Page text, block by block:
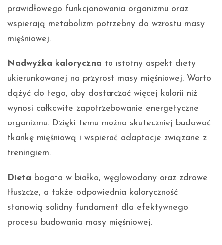
prawidłowego funkcjonowania organizmu oraz
wspierają metabolizm potrzebny do wzrostu masy
mięśniowej.
Nadwyżka kaloryczna to istotny aspekt diety
ukierunkowanej na przyrost masy mięśniowej. Warto
dążyć do tego, aby dostarczać więcej kalorii niż
wynosi całkowite zapotrzebowanie energetyczne
organizmu. Dzięki temu można skuteczniej budować
tkankę mięśniową i wspierać adaptacje związane z
treningiem.
Dieta bogata w białko, węglowodany oraz zdrowe
tłuszcze, a także odpowiednia kaloryczność
stanowią solidny fundament dla efektywnego
procesu budowania masy mięśniowej.